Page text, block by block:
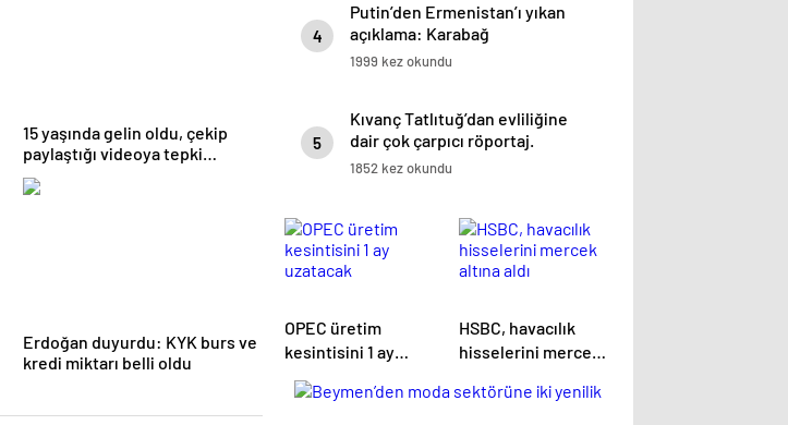
15 yaşında gelin oldu, çekip
paylaştığı videoya tepki
yağıyor
Erdoğan duyurdu: KYK burs ve
kredi miktarı belli oldu
4
Putin’den Ermenistan’ı yıkan
açıklama: Karabağ
Azerbaycan’ın ayrılmaz bir
1999 kez okundu
5
Kıvanç Tatlıtuğ’dan evliliğine
dair çok çarpıcı röportaj.
1852 kez okundu
OPEC üretim
kesintisini 1 ay
uzatacak
HSBC, havacılık
hisselerini mercek